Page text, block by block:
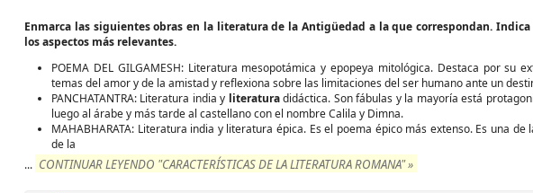
Enmarca las siguientes obras en la literatura de la Antigüedad a la que correspondan.
los aspectos más relevantes.
POEMA DEL GILGAMESH: Literatura mesopotámica y epopeya mitológica. Destaca por su
temas del amor y de la amistad y reflexiona sobre las limitaciones del ser humano ante un
PANCHATANTRA: Literatura india y literaturadidáctica. Son fábulas y la mayoría está
luego al árabe y más tarde al castellano con el nombre Calila y Dimna.
MAHABHARATA: Literatura india y literatura épica. Es el poema épico más extenso. Es una
de la
... CONTINUAR LEYENDO "CARACTERÍSTICAS DE LA LITERATURA ROMANA" »